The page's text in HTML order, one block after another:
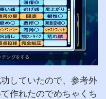
していたので、参考外
作れたのでめちゃくち